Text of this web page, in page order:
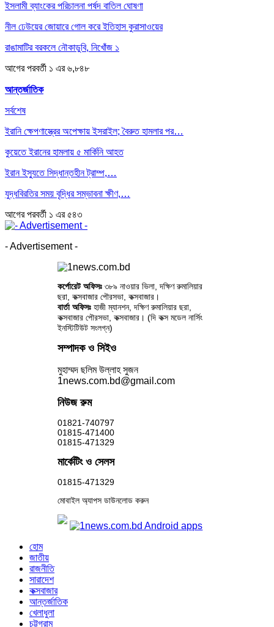
ইসলামী ব্যাংকের পরিচালনা পর্ষদ বাতিল ঘোষণা
নীল ঢেউয়ের জোয়ারে গোল করে ইতিহাস কুরাসাওয়ের
রাঙামাটির বরকলে নৌকাডুবি, নিখোঁজ ১
আগেরপরবর্তী ১ এর ৬,৮৪৮
আন্তর্জাতিক
সর্বশেষ
ইরানি ক্ষেপণাস্ত্রের অপেক্ষায় ইসরাইল; বৈরুত হামলার পর…
কুয়েতে ইরানের হামলায় ৫ মার্কিনি আহত
ইরান ইস্যুতে সিদ্ধান্তহীন ট্রাম্প,…
যুদ্ধবিরতির সময় বৃদ্ধির সম্ভাবনা ক্ষীণ,…
আগেরপরবর্তী ১ এর ৫৪৩
- Advertisement -
কর্পোরেট অফিসঃ ৩৮৯ নাওয়ার ভিলা, দক্ষিণ রুমালিয়ার
ছরা, কক্সবাজার পৌরসভা, কক্সবাজার।
বার্তা অফিসঃহাজী ম্যানশন, দক্ষিণ রুমালিয়ার ছরা,
কক্সবাজার পৌরসভা, কক্সবাজার। (দি কক্স মডেল নার্সিং
ইনস্টিটিউট সংলগ্ন)
সম্পাদক ও সিইও
মুহাম্মদ ছলিম উল্লাহ সুজন
1news.com.bd@gmail.com
নিউজ রুম
01821-740797
01815-471400
01815-471329
মার্কেটিং ও সেলস
01815-471329
মোবাইল অ্যাপস ডাউনলোড করুন
হোম
জাতীয়
রাজনীতি
সারাদেশ
কক্সবাজার
আন্তর্জাতিক
খেলাধুলা
চট্টগ্রাম